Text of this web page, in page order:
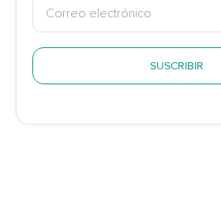
SUSCRIBIR